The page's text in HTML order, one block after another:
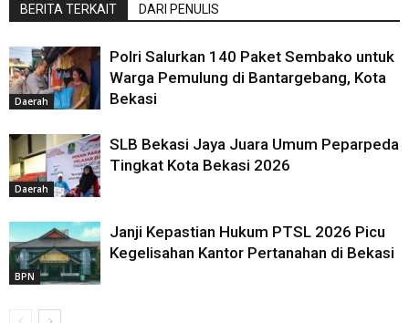
BERITA TERKAIT DARI PENULIS
Daerah
Polri Salurkan 140 Paket Sembako untuk
Warga Pemulung di Bantargebang, Kota
Bekasi
Daerah
SLB Bekasi Jaya Juara Umum Peparpeda
Tingkat Kota Bekasi 2026
BPN
Janji Kepastian Hukum PTSL 2026 Picu
Kegelisahan Kantor Pertanahan di Bekasi